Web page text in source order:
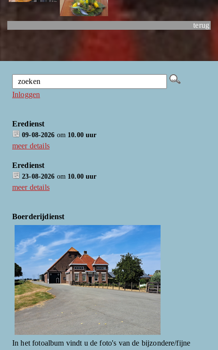
terug
Inloggen
Eredienst
09-08-2026 om 10.00 uur
meer details
Eredienst
23-08-2026 om 10.00 uur
meer details
Boerderijdienst
In het fotoalbum vindt u de foto's van de bijzondere/fijne